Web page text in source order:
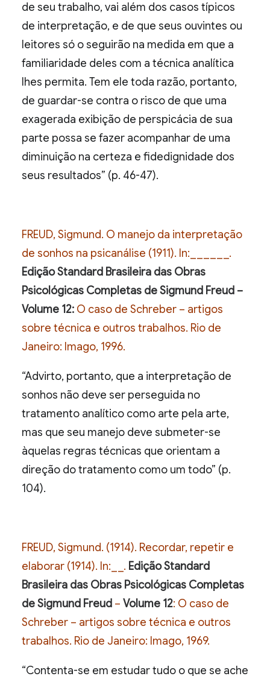
de seu trabalho, vai além dos casos típicos
de interpretação, e de que seus ouvintes ou
leitores só o seguirão na medida em que a
familiaridade deles com a técnica analítica
lhes permita. Tem ele toda razão, portanto,
de guardar-se contra o risco de que uma
exagerada exibição de perspicácia de sua
parte possa se fazer acompanhar de uma
diminuição na certeza e fidedignidade dos
seus resultados” (p. 46-47).
FREUD, Sigmund. O manejo da interpretação
de sonhos na psicanálise (1911). In:______.
Edição Standard Brasileira das Obras
Psicológicas Completas de Sigmund Freud –
Volume 12: O caso de Schreber – artigos
sobre técnica e outros trabalhos. Rio de
Janeiro: Imago, 1996.
“Advirto, portanto, que a interpretação de
sonhos não deve ser perseguida no
tratamento analítico como arte pela arte,
mas que seu manejo deve submeter-se
àquelas regras técnicas que orientam a
direção do tratamento como um todo” (p.
104).
FREUD, Sigmund. (1914). Recordar, repetir e
elaborar (1914). In:__. Edição Standard
Brasileira das Obras Psicológicas Completas
de Sigmund Freud – Volume 12: O caso de
Schreber – artigos sobre técnica e outros
trabalhos. Rio de Janeiro: Imago, 1969.
“Contenta-se em estudar tudo o que se ache